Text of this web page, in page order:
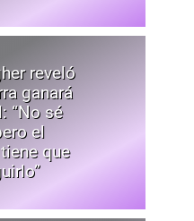
reveló
ganará
“No sé
el
que